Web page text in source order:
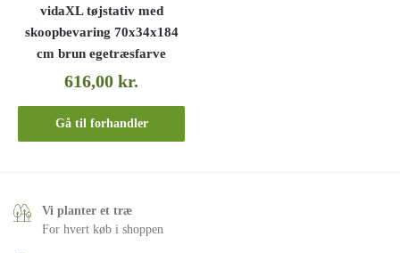
vidaXL tøjstativ med
skoopbevaring 70x34x184
cm brun egetræsfarve
616,00kr.
Gå til forhandler
Vi planter et træ
For hvert køb i shoppen